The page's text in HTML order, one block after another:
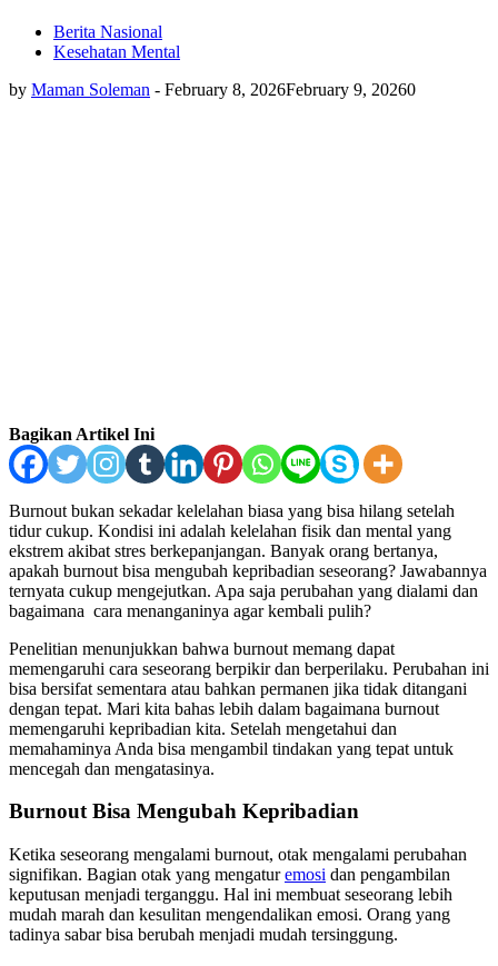
Berita Nasional
Kesehatan Mental
by Maman Soleman - February 8, 2026February 9, 20260
Bagikan Artikel Ini
Burnout bukan sekadar kelelahan biasa yang bisa hilang setelah
tidur cukup. Kondisi ini adalah kelelahan fisik dan mental yang
ekstrem akibat stres berkepanjangan. Banyak orang bertanya,
apakah burnout bisa mengubah kepribadian seseorang? Jawabannya
ternyata cukup mengejutkan. Apa saja perubahan yang dialami dan
bagaimana cara menanganinya agar kembali pulih?
Penelitian menunjukkan bahwa burnout memang dapat
memengaruhi cara seseorang berpikir dan berperilaku. Perubahan ini
bisa bersifat sementara atau bahkan permanen jika tidak ditangani
dengan tepat. Mari kita bahas lebih dalam bagaimana burnout
memengaruhi kepribadian kita. Setelah mengetahui dan
memahaminya Anda bisa mengambil tindakan yang tepat untuk
mencegah dan mengatasinya.
Burnout Bisa Mengubah Kepribadian
Ketika seseorang mengalami burnout, otak mengalami perubahan
signifikan. Bagian otak yang mengaturemosi dan pengambilan
keputusan menjadi terganggu. Hal ini membuat seseorang lebih
mudah marah dan kesulitan mengendalikan emosi. Orang yang
tadinya sabar bisa berubah menjadi mudah tersinggung.